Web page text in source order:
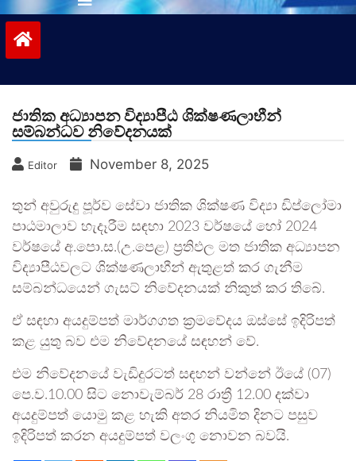
ජාතික අධ්‍යාපන විද්‍යාපීඨ ශික්ෂණලාභීන්
සම්බන්ධව නිවේදනයක්
Editor November 8, 2025
තුන් අවුරුදු පූර්ව සේවා ජාතික ශික්ෂණ විද්‍යා ඩිප්ලෝමා
පාඨමාලාව හැදෑරීම සඳහා 2023 වර්ෂයේ හෝ 2024
වර්ෂයේ අ.පො.ස.(උ.පෙළ) ප්‍රතිඵල මත ජාතික අධ්‍යාපන
විද්‍යාපීඨවලට ශික්ෂණලාභීන් ඇතුළත් කර ගැනීම
සම්බන්ධයෙන් ගැසට් නිවේදනයක් නිකුත් කර තිබේ.
ඒ සඳහා අයදුම්පත් මාර්ගගත ක්‍රමවේදය ඔස්සේ ඉදිරිපත්
කළ යුතු බව එම නිවේදනයේ සඳහන් වේ.
එම නිවේදනයේ වැඩිදුරටත් සඳහන් වන්නේ ඊයේ (07)
පෙ.ව.10.00 සිට නොවැම්බර් 28 රාත්‍රී 12.00 දක්වා
අයදුම්පත් යොමු කළ හැකි අතර නියමිත දිනට පසුව
ඉදිරිපත් කරන අයදුම්පත් වලංගු නොවන බවයි.